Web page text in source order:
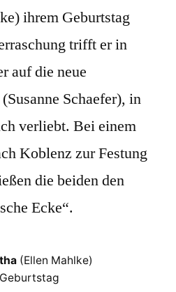
ihrem Geburtstag
trifft er in
auf die neue
Schaefer), in
verliebt. Bei einem
Koblenz zur Festung
die beiden den
Ecke“.
(Ellen Mahlke)